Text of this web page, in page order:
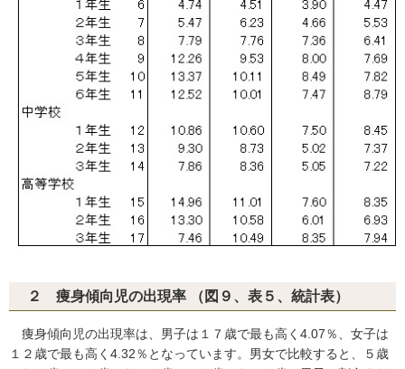
２ 痩身傾向児の出現率 （図９、表５、統計表）
痩身傾向児の出現率は、男子は１７歳で最も高く4.07％、女子は
１２歳で最も高く4.32％となっています。男女で比較すると、５歳